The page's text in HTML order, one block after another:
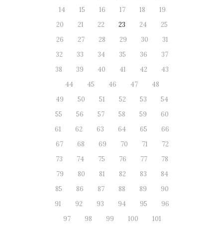
14
15 16 17 18
19
20
21 22 23 24
25
26
27 28 29 30
31
32
33 34 35 36
37
38
39 40 41 42
43
44
45 46 47
48
49
50 51 52 53
54
55
56 57 58 59
60
61
62 63 64 65
66
67
68 69 70 71
72
73
74 75 76 77
78
79
80 81 82 83
84
85
86 87 88 89
90
91
92 93 94 95
96
97
98 99 100
101